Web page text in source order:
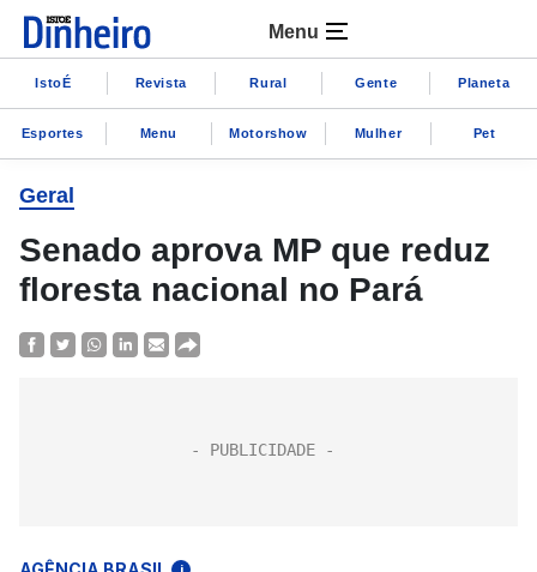
Menu
IstoÉ Revista Rural Gente Planeta
Esportes Menu Motorshow Mulher Pet
Geral
Senado aprova MP que reduz
floresta nacional no Pará